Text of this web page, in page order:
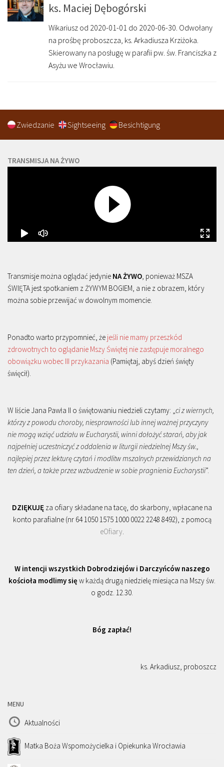
ks. Maciej Dębogórski
Wikariusz od 2020-01-01 do 2020-06-30. Odwołany
na prośbę proboszcza, ks. Arkadiusza Krziżoka.
Skierowany na posługę w parafii pw. św. Franciszka z
Asyżu we Wrocławiu.
Zwiedzanie Sightseeing Besichtigung
TRANSMISJA NA ŻYWO
Transmisje można oglądać jedynie NA ŻYWO , ponieważ MSZA
ŚWIĘTA jest spotkaniem z ŻYWYM BOGIEM, a nie z obrazem, który
można sobie przewijać w dowolnym momencie.
Ponadto warto przypomnieć, że jeśli nie mamy przeszkód
zdrowotnych to oglądanie Mszy Świętej nie zastępuje moralnego
obowiązku wobec III przykazania (Pamiętaj, abyś dzień święty
święcił).
W liście Jana Pawła II o świętowaniu niedzieli czytamy: „ ci z wiernych,
którzy z powodu choroby, niesprawności lub innej ważnej przyczyny
nie mogą wziąć udziału w Eucharystii, winni dołożyć starań, aby jak
najpełniej uczestniczyć z oddalenia w liturgii niedzielnej Mszy św.,
najlepiej przez lekturę czytań i modlitw mszalnych przewidzianych na
ten dzień, a także przez wzbudzenie w sobie pragnienia Eucharystii”.
DZIĘKUJĘ za ofiary składane na tacę, do skarbony, wpłacane na
konto parafialne (nr 64 1050 1575 1000 0022 2248 8492), z pomocą
eOfiary
W intencji wszystkich Dobrodziejów i Darczyńców naszego
kościoła modlimy się w każdą drugą niedzielę miesiąca na Mszy św.
o godz. 12.30.
Bóg zapłać!
ks. Arkadiusz, proboszcz
MENU
Aktualności
Matka Boża Wspomożycielka i Opiekunka Wrocławia